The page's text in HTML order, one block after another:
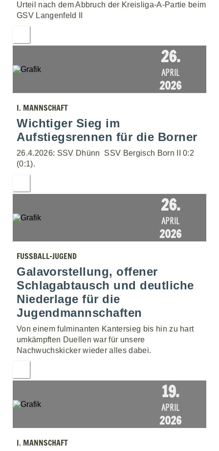
Urteil nach dem Abbruch der Kreisliga-A-Partie beim
GSV Langenfeld II
26.
APRIL
2026
I. MANNSCHAFT
Wichtiger Sieg im
Aufstiegsrennen für die Borner
26.4.2026: SSV Dhünn  SSV Bergisch Born II 0:2
(0:1).
26.
APRIL
2026
FUSSBALL-JUGEND
Galavorstellung, offener
Schlagabtausch und deutliche
Niederlage für die
Jugendmannschaften
Von einem fulminanten Kantersieg bis hin zu hart
umkämpften Duellen war für unsere
Nachwuchskicker wieder alles dabei.
19.
APRIL
2026
I. MANNSCHAFT